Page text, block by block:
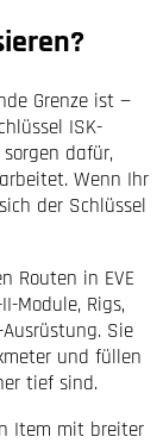
Grenze ist —
ISK-
dafür,
Wenn Ihr
der Schlüssel
Routen in EVE
Module, Rigs,
Sie
und füllen
tief sind.
Item mit breiter